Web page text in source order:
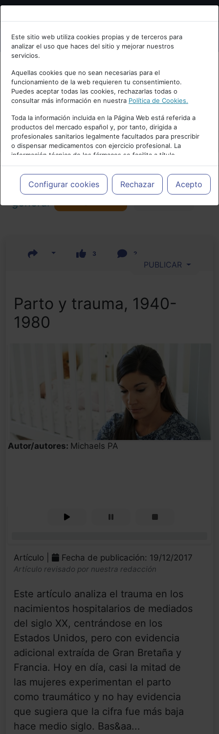
Bienvenid@ a psiquiatria.com
Escribe tu Email
Accede o regístrate con tu email.
Cancelar
Este sitio web utiliza cookies propias y de terceros para
analizar el uso que haces del sitio y mejorar nuestros
servicios.
Aquellas cookies que no sean necesarias para el
funcionamiento de la web requieren tu consentimiento.
Puedes aceptar todas las cookies, rechazarlas todas o
consultar más información en nuestra Política de Cookies.
Toda la información incluida en la Página Web está referida a
productos del mercado español y, por tanto, dirigida a
profesionales sanitarios legalmente facultados para prescribir
o dispensar medicamentos con ejercicio profesional. La
información técnica de los fármacos se facilita a título
meramente informativo, siendo responsabilidad de los
profesionales facultados prescribir medicamentos y decidir, en
cada caso concreto, el tratamiento más adecuado a las
necesidades del paciente.
Configurar cookies Rechazar Acepto
Actualidad y Artículos|Psicología
general
3 2
PUBLICAR
Parto y trauma, 1940-
1980
Autor/autores: Michaels PA
Artículo | Fecha de publicación: 19/12/2017
Artículo revisado por nuestra redacción
Este artículo analiza el trauma en los
nacimientos hospitalarios de mediados
del siglo XX, centrándose en los
Estados Unidos, pero con evidencia
adicional extraída de Gran Bretaña y
Francia. Hoy en día, casi la mitad de
las mujeres experimentan el parto
como traumático y no hay evidencia
que sugiera que la cifra fue más baja
hace medio siglo. Bas&aa...